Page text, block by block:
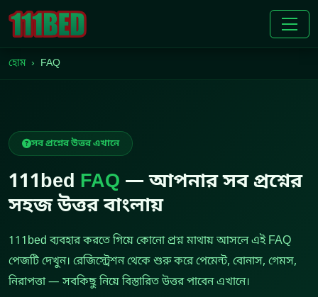
হোম FAQ
সব প্রশ্নের উত্তর এখানে
111bed FAQ — আপনার সব প্রশ্নের
সহজ উত্তর বাংলায়
111bed ব্যবহার করতে গিয়ে কোনো প্রশ্ন মাথায় আসলে এই FAQ
পেজটি দেখুন। রেজিস্ট্রেশন থেকে শুরু করে পেমেন্ট, বোনাস, গেমস,
নিরাপত্তা — সবকিছু নিয়ে বিস্তারিত উত্তর পাবেন এখানে।